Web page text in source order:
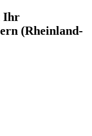
Ihr
(Rheinland-